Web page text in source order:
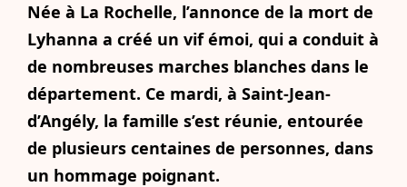
Née à La Rochelle, l’annonce de la mort de
Lyhanna a créé un vif émoi, qui a conduit à
de nombreuses marches blanches dans le
département. Ce mardi, à Saint-Jean-
d’Angély, la famille s’est réunie, entourée
de plusieurs centaines de personnes, dans
un hommage poignant.